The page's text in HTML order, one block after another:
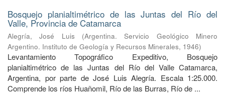
Bosquejo planialtimétrico de las Juntas del Río del
Valle, Provincia de Catamarca
Alegría, José Luis (Argentina. Servicio Geológico Minero
Argentino. Instituto de Geología y Recursos Minerales, 1946)
Levantamiento Topográfico Expeditivo, Bosquejo
planialtimétrico de las Juntas del Río del Valle Catamarca,
Argentina, por parte de José Luis Alegría. Escala 1:25.000.
Comprende los ríos Huañomil, Río de las Burras, Río de ...